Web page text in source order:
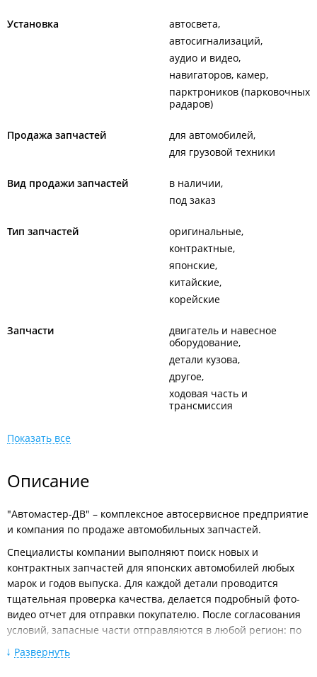
Установка
автосвета
автосигнализаций
аудио и видео
навигаторов, камер
парктроников (парковочных
радаров)
Продажа запчастей
для автомобилей
для грузовой техники
Вид продажи запчастей
в наличии
под заказ
Тип запчастей
оригинальные
контрактные
японские
китайские
корейские
Запчасти
двигатель и навесное
оборудование
детали кузова
другое
ходовая часть и
трансмиссия
Показать все
Описание
"Автомастер-ДВ" – комплексное автосервисное предприятие
и компания по продаже автомобильных запчастей.
Специалисты компании выполняют поиск новых и
контрактных запчастей для японских автомобилей любых
марок и годов выпуска. Для каждой детали проводится
тщательная проверка качества, делается подробный фото-
видео отчет для отправки покупателю. После согласования
условий, запасные части отправляются в любой регион: по
Приморскому краю, в Москву, Санкт-Петербург, Новосибирск,
Иркутск, Хабаровск и т. д.
Развернуть